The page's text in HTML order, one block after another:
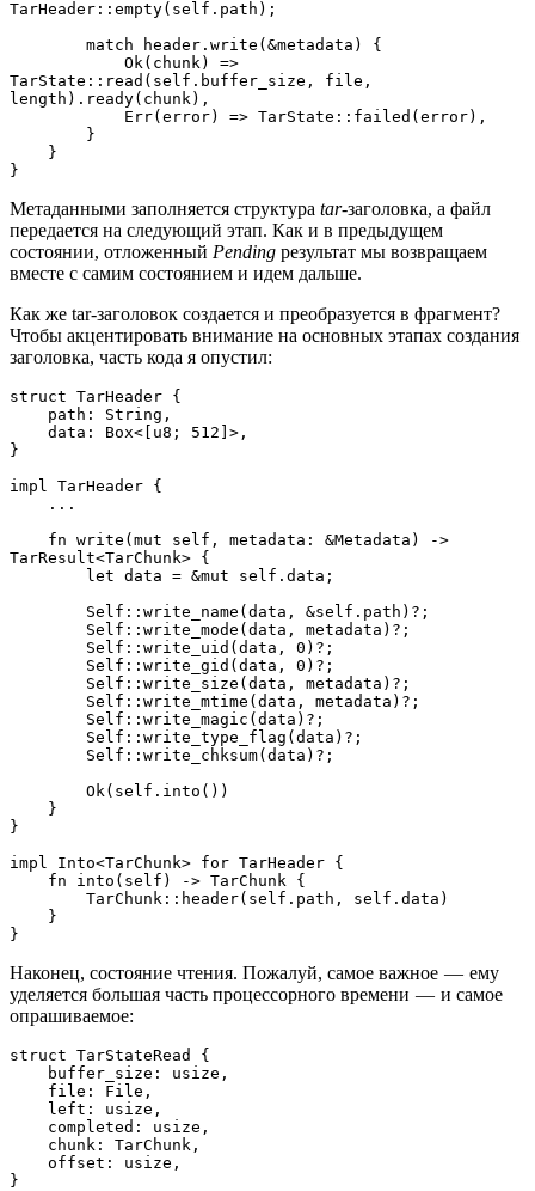
TarHeader::empty(self.path);
        match header.write(&metadata) {
TarState::read(self.buffer_size, file,
length).ready(chunk),
            Err(error) => TarState::failed(error),
        }
    }
}
Метаданными заполняется структура tar-заголовка, а файл
передается на следующий этап. Как и в предыдущем
состоянии, отложенный Pending результат мы возвращаем
вместе с самим состоянием и идем дальше.
Как же tar-заголовок создается и преобразуется в фрагмент?
Чтобы акцентировать внимание на основных этапах создания
заголовка, часть кода я опустил:
struct TarHeader {
    path: String,
    data: Box<[u8; 512]>,
}
impl TarHeader {
    ...
TarResult<TarChunk> {
        let data = &mut self.data;
        Self::write_name(data, &self.path)?;
        Self::write_mode(data, metadata)?;
        Self::write_uid(data, 0)?;
        Self::write_gid(data, 0)?;
        Self::write_size(data, metadata)?;
        Self::write_mtime(data, metadata)?;
        Self::write_magic(data)?;
        Self::write_type_flag(data)?;
        Self::write_chksum(data)?;
        Ok(self.into())
    }
}
impl Into<TarChunk> for TarHeader {
    fn into(self) -> TarChunk {
        TarChunk::header(self.path, self.data)
    }
}
Наконец, состояние чтения. Пожалуй, самое важное — ему
уделяется большая часть процессорного времени — и самое
опрашиваемое:
struct TarStateRead {
    buffer_size: usize,
    file: File,
    left: usize,
    completed: usize,
    chunk: TarChunk,
    offset: usize,
}